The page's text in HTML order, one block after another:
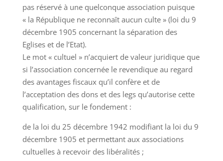
pas réservé à une quelconque association puisque
« la République ne reconnaît aucun culte » (loi du 9
décembre 1905 concernant la séparation des
Eglises et de l’Etat).
Le mot « cultuel » n’acquiert de valeur juridique que
si l’association concernée le revendique au regard
des avantages fiscaux qu’il confère et de
l’acceptation des dons et des legs qu’autorise cette
qualification, sur le fondement :
de la loi du 25 décembre 1942 modifiant la loi du 9
décembre 1905 et permettant aux associations
cultuelles à recevoir des libéralités ;